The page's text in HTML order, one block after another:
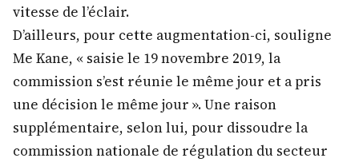
vitesse de l’éclair.
D’ailleurs, pour cette augmentation-ci, souligne
Me Kane, « saisie le 19 novembre 2019, la
commission s’est réunie le même jour et a pris
une décision le même jour ». Une raison
supplémentaire, selon lui, pour dissoudre la
commission nationale de régulation du secteur